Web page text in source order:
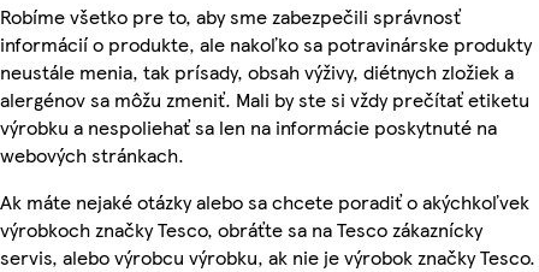
Robíme všetko pre to, aby sme zabezpečili správnosť
informácií o produkte, ale nakoľko sa potravinárske produkty
neustále menia, tak prísady, obsah výživy, diétnych zložiek a
alergénov sa môžu zmeniť. Mali by ste si vždy prečítať etiketu
výrobku a nespoliehať sa len na informácie poskytnuté na
webových stránkach.
Ak máte nejaké otázky alebo sa chcete poradiť o akýchkoľvek
výrobkoch značky Tesco, obráťte sa na Tesco zákaznícky
servis, alebo výrobcu výrobku, ak nie je výrobok značky Tesco.